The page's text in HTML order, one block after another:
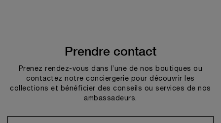
Prendre contact
Prenez rendez-vous dans l’une de nos boutiques ou
contactez notre conciergerie pour découvrir les
collections et bénéficier des conseils ou services de nos
ambassadeurs.